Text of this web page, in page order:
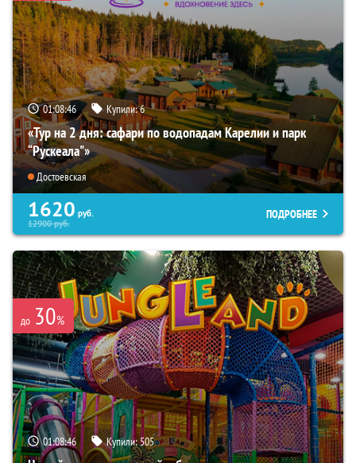
01:08:44 Купили:6
«Тур на 2 дня: сафари по водопадам Карелии и парк
“Рускеала"»
Достоевская
1620 руб.
12900руб.
ПОДРОБНЕЕ
до 30%
01:08:44 Купили:505